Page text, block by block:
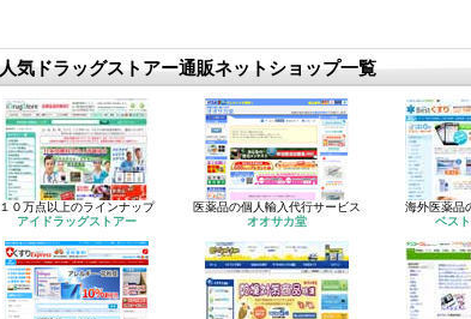
人気ドラッグストアー通販ネットショップ一覧
１０万点以上のラインナップ
アイドラッグストアー
医薬品の個人輸入代行サービス
オオサカ堂
海外医薬品
ベス